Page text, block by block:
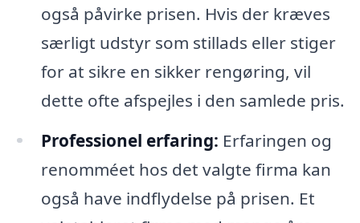
også påvirke prisen. Hvis der kræves
særligt udstyr som stillads eller stiger
for at sikre en sikker rengøring, vil
dette ofte afspejles i den samlede pris.
Professionel erfaring: Erfaringen og
renomméet hos det valgte firma kan
også have indflydelse på prisen. Et